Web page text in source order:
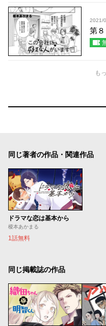
2021/
第
も
同じ著者の作品・関連作品
ドラマな恋は基本から
榎本あかまる
1話無料
同じ掲載誌の作品